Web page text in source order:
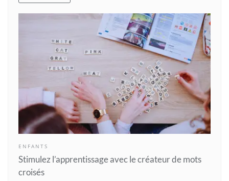
ENFANTS
Stimulez l’apprentissage avec le créateur de mots
croisés